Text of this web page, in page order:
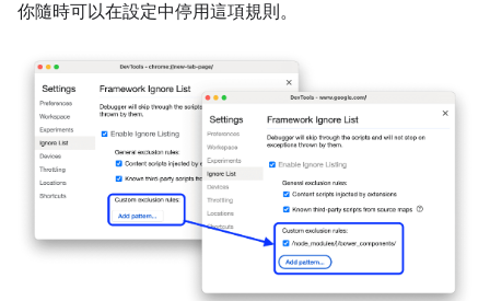
你隨時可以在設定中停用這項規則。